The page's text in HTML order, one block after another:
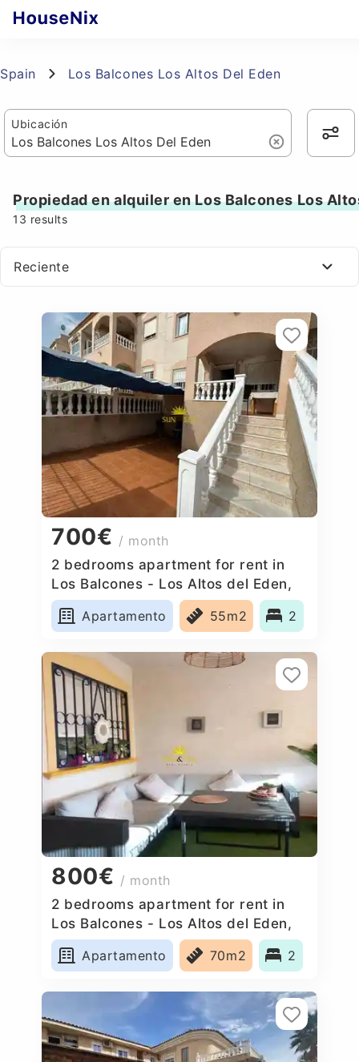
Spain Los Balcones Los Altos Del Eden
Ubicación
Propiedad en alquiler en Los Balcones Los
13 results
Reciente
700€ / month
2 bedrooms apartment for rent in
Los Balcones - Los Altos del Eden,
Spain
Apartamento
55m2 2
800€ / month
2 bedrooms apartment for rent in
Los Balcones - Los Altos del Eden,
Spain
Apartamento
70m2 2